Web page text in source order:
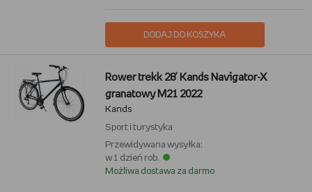
DODAJ DO KOSZYKA
Rower trekk 28' Kands Navigator-X
granatowy M21 2022
Kands
Sport i turystyka
Przewidywana wysyłka:
w 1 dzień rob.
Możliwa dostawa za darmo